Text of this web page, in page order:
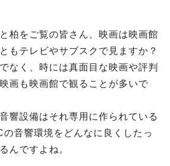
柏をご覧の皆さん、映画は映画館
もテレビやサブスクで見ますか？
なく、時には真面目な映画や評判
画も映画館で観ることが多いで
響設備はそれ専用に作られている
音響環境をどんなに良くしたっ
んですよね。